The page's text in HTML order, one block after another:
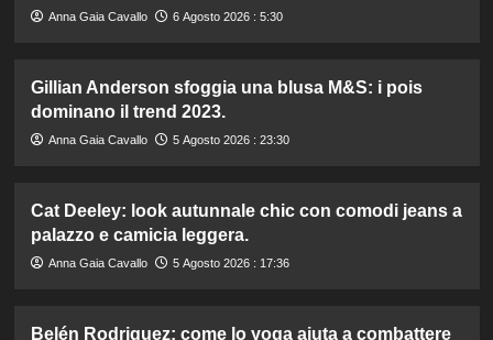
Anna Gaia Cavallo 6 Agosto 2026 : 5:30
Gillian Anderson sfoggia una blusa M&S: i pois
dominano il trend 2023.
Anna Gaia Cavallo 5 Agosto 2026 : 23:30
Cat Deeley: look autunnale chic con comodi jeans a
palazzo e camicia leggera.
Anna Gaia Cavallo 5 Agosto 2026 : 17:36
Belén Rodriguez: come lo yoga aiuta a combattere